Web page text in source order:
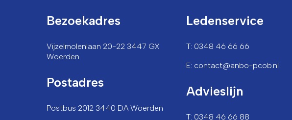
Bezoekadres
Vijzelmolenlaan 20-22 3447 GX
Woerden
Postadres
Postbus 2012 3440 DA Woerden
Ledenservice
T: 0348 46 66 66
E: contact@anbo-pcob.nl
Advieslijn
T: 0348 46 66 88